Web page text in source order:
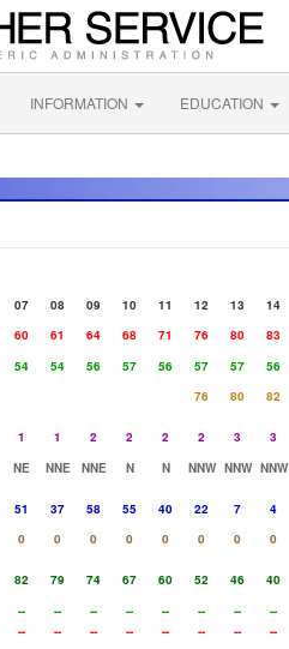
INFORMATION EDUCATION
07 08 09 10 11 12 13 14
60 61 64 68 71 76 80 83
54 54 56 57 56 57 57 56
76 80 82
1 1 2 2 2 2 3 3
NE NNE NNE N N NNW NNW NNW
51 37 58 55 40 22 7 4
0 0 0 0 0 0 0 0
82 79 74 67 60 52 46 40
-- -- -- -- -- -- -- --
-- -- -- -- -- -- -- --